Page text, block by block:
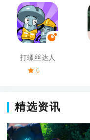
打螺丝达人
6
精选资讯